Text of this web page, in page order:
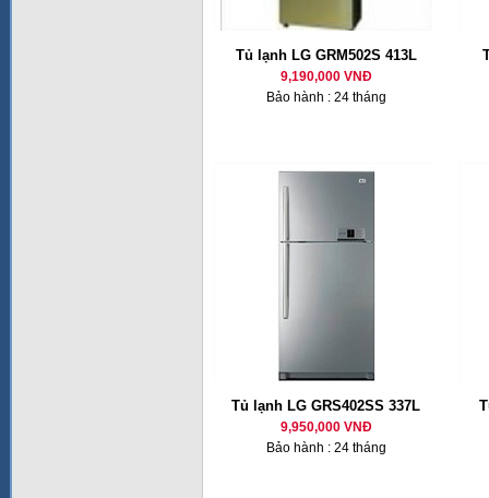
Tủ lạnh LG GRM502S 413L
9,190,000 VNĐ
Bảo hành : 24 tháng
Tủ lạnh LG GRS402SS 337L
9,950,000 VNĐ
Bảo hành : 24 tháng